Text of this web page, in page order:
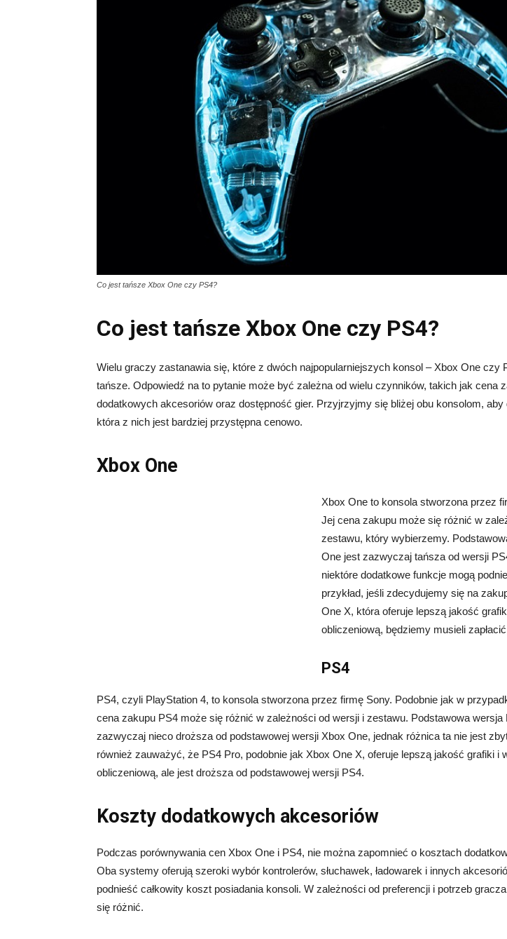
Co jest tańsze Xbox One czy PS4?
Co jest tańsze Xbox One czy PS4?
Wielu graczy zastanawia się, które z dwóch najpopularniejszych konsol – Xbox One czy
tańsze. Odpowiedź na to pytanie może być zależna od wielu czynników, takich jak cena
dodatkowych akcesoriów oraz dostępność gier. Przyjrzyjmy się bliżej obu konsolom, aby
która z nich jest bardziej przystępna cenowo.
Xbox One
Xbox One to konsola stworzona przez
Jej cena zakupu może się różnić w
zestawu, który wybierzemy.
One jest zazwyczaj tańsza od wersji
niektóre dodatkowe funkcje mogą
przykład, jeśli zdecydujemy się na
One X, która oferuje lepszą jakość
obliczeniową, będziemy musieli
PS4
PS4, czyli PlayStation 4, to konsola stworzona przez firmę Sony. Podobnie jak w
cena zakupu PS4 może się różnić w zależności od wersji i zestawu. Podstawowa wersja
zazwyczaj nieco droższa od podstawowej wersji Xbox One, jednak różnica ta nie jest
również zauważyć, że PS4 Pro, podobnie jak Xbox One X, oferuje lepszą jakość grafiki i
obliczeniową, ale jest droższa od podstawowej wersji PS4.
Koszty dodatkowych akcesoriów
Podczas porównywania cen Xbox One i PS4, nie można zapomnieć o kosztach
Oba systemy oferują szeroki wybór kontrolerów, słuchawek, ładowarek i innych
podnieść całkowity koszt posiadania konsoli. W zależności od preferencji i potrzeb
się różnić.